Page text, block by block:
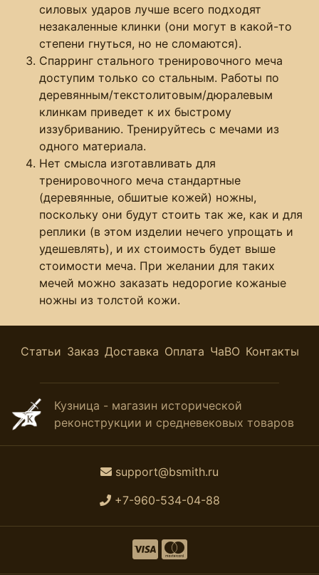
силовых ударов лучше всего подходят
незакаленные клинки (они могут в какой-то
степени гнуться, но не сломаются).
Спарринг стального тренировочного меча
доступим только со стальным. Работы по
деревянным/текстолитовым/дюралевым
клинкам приведет к их быстрому
иззубриванию. Тренируйтесь с мечами из
одного материала.
Нет смысла изготавливать для
тренировочного меча стандартные
(деревянные, обшитые кожей) ножны,
поскольку они будут стоить так же, как и для
реплики (в этом изделии нечего упрощать и
удешевлять), и их стоимость будет выше
стоимости меча. При желании для таких
мечей можно заказать недорогие кожаные
ножны из толстой кожи.
Статьи Заказ Доставка Оплата ЧаВО Контакты
Кузница - магазин исторической
реконструкции и средневековых товаров
support@bsmith.ru
+7-960-534-04-88